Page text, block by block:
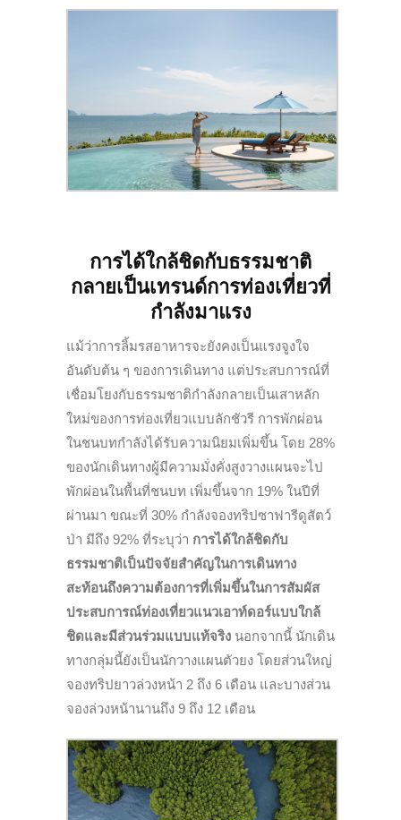
การได้ใกล้ชิดกับธรรมชาติ
กลายเป็นเทรนด์การท่องเที่ยวที่
กำลังมาแรง
แม้ว่าการลิ้มรสอาหารจะยังคงเป็นแรงจูงใจ
อันดับต้น ๆ ของการเดินทาง แต่ประสบการณ์ที่
เชื่อมโยงกับธรรมชาติกำลังกลายเป็นเสาหลัก
ใหม่ของการท่องเที่ยวแบบลักชัวรี การพักผ่อน
ในชนบทกำลังได้รับความนิยมเพิ่มขึ้น โดย 28%
ของนักเดินทางผู้มีความมั่งคั่งสูงวางแผนจะไป
พักผ่อนในพื้นที่ชนบท เพิ่มขึ้นจาก 19% ในปีที่
ผ่านมา ขณะที่ 30% กำลังจองทริปซาฟารีดูสัตว์
ป่า มีถึง 92% ที่ระบุว่า การได้ใกล้ชิดกับ
ธรรมชาติเป็นปัจจัยสำคัญในการเดินทาง
สะท้อนถึงความต้องการที่เพิ่มขึ้นในการสัมผัส
ประสบการณ์ท่องเที่ยวแนวเอาท์ดอร์แบบใกล้
ชิดและมีส่วนร่วมแบบแท้จริง นอกจากนี้ นักเดิน
ทางกลุ่มนี้ยังเป็นนักวางแผนตัวยง โดยส่วนใหญ่
จองทริปยาวล่วงหน้า 2 ถึง 6 เดือน และบางส่วน
จองล่วงหน้านานถึง 9 ถึง 12 เดือน